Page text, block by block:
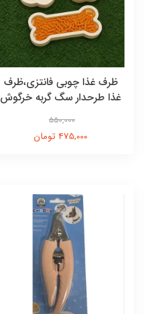
ظرف غذا چوبی فانتزی،ظرف
غذا طرحدار سگ گربه خرگوش
550,000
475,000 تومان